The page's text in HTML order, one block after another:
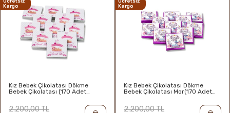
Kız Bebek Çikolatası Dökme
Bebek Çikolatası (170 Adet
2.200,00 TL
Kargo
Kız Bebek Çikolatası Dökme
Bebek Çikolatası Mor(170 Adet
2.200,00 TL
Kargo